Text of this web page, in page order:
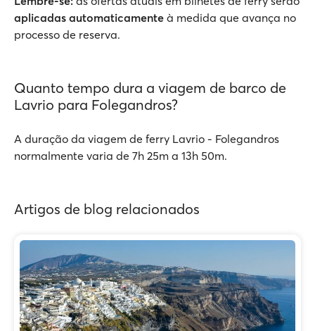
aplicadas automaticamente à medida que avança no
processo de reserva.
Quanto tempo dura a viagem de barco de
Lavrio para Folegandros?
A duração da viagem de ferry Lavrio - Folegandros
normalmente varia de 7h 25m a 13h 50m.
Artigos de blog relacionados